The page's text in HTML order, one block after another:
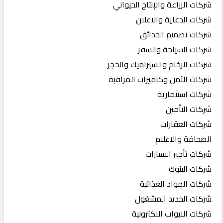
شركات الزراعة والإنتاج الحيواني
شركات الدعاية والاعلان
شركات تصميم الحدائق
شركات السياحة والسفر
شركات الرخام والسيراميك والحجر
شركات الأمن وكاميرات المراقبة
شركات استثمارية
شركات التأمين
شركات العقارات
الصحافة والاعلام
شركات تأجير السيارات
شركات البنوك
شركات المواد الغذائية
شركات الحديد المشغول
شركات الابواب الاكترونية